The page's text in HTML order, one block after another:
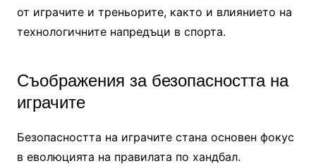
от играчите и треньорите, както и влиянието на
технологичните напредъци в спорта.
Съображения за безопасността на
играчите
Безопасността на играчите стана основен фокус
в еволюцията на правилата по хандбал.